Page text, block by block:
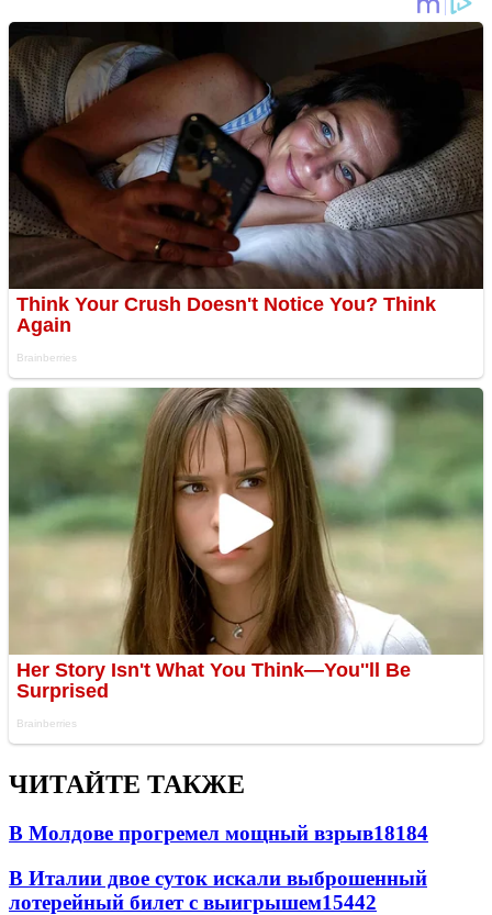
ЧИТАЙТЕ ТАКЖЕ
В Молдове прогремел мощный взрыв18184
В Италии двое суток искали выброшенный
лотерейный билет с выигрышем15442